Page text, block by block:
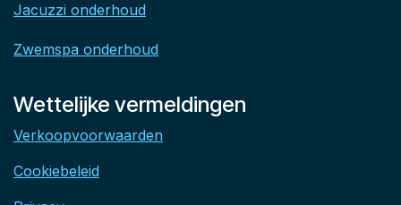
Jacuzzi onderhoud
Zwemspa onderhoud
Wettelijke vermeldingen
Verkoopvoorwaarden
Cookiebeleid